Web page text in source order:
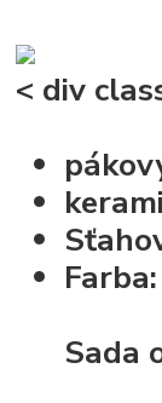
< div
Sada